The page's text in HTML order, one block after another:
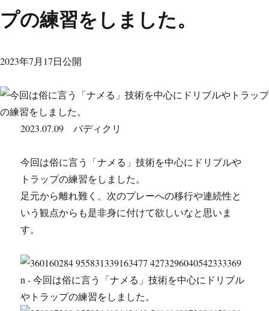
プの練習をしました。
2023年7月17日公開
2023.07.09 バディクリ
今回は俗に言う「ナメる」技術を中心にドリブルや
トラップの練習をしました。
足元から離れ難く、次のプレーへの移行や連続性と
いう観点からも是非身に付けて欲しいなと思いま
す。